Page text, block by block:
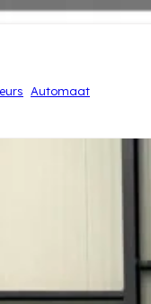
Automaat